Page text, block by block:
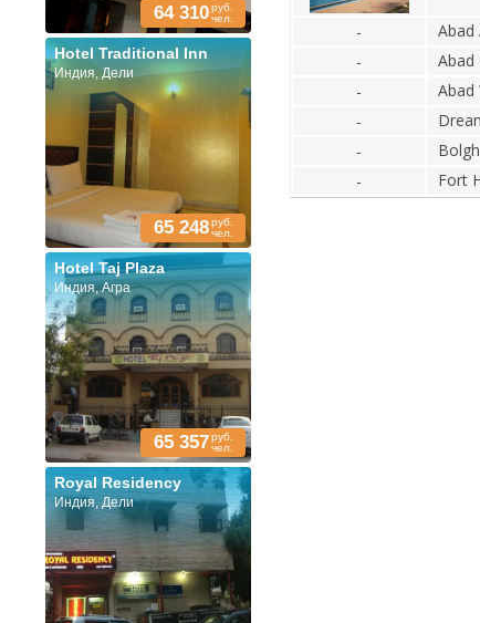
64 310руб.
чел.
Hotel Traditional Inn
Индия, Дели
65 248руб.
чел.
Hotel Taj Plaza
Индия, Агра
65 357руб.
чел.
Royal Residency
Индия, Дели
-
-
-
Abad
-
-
-
Fort